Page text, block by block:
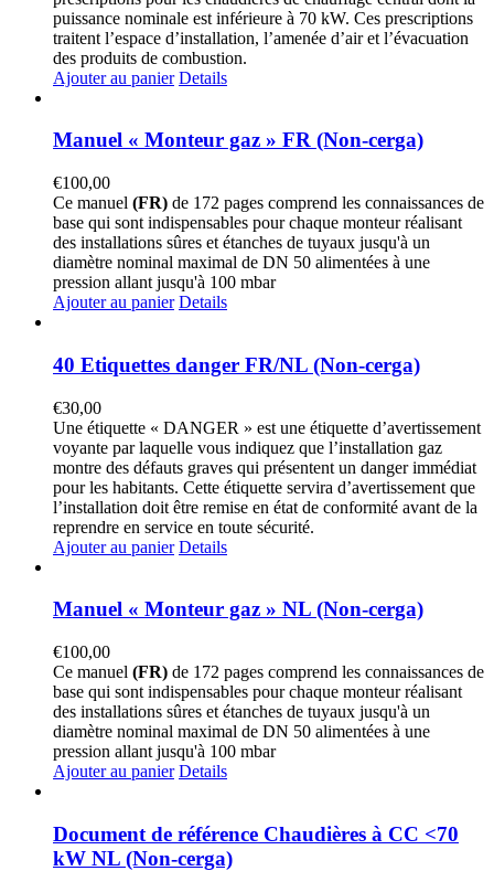
puissance nominale est inférieure à 70 kW. Ces prescriptions
traitent l’espace d’installation, l’amenée d’air et l’évacuation
des produits de combustion.
Ajouter au panier Details
Manuel « Monteur gaz » FR (Non-cerga)
€100,00
Ce manuel (FR) de 172 pages comprend les connaissances de
base qui sont indispensables pour chaque monteur réalisant
des installations sûres et étanches de tuyaux jusqu'à un
diamètre nominal maximal de DN 50 alimentées à une
pression allant jusqu'à 100 mbar
Ajouter au panier Details
40 Etiquettes danger FR/NL (Non-cerga)
€30,00
Une étiquette « DANGER » est une étiquette d’avertissement
voyante par laquelle vous indiquez que l’installation gaz
montre des défauts graves qui présentent un danger immédiat
pour les habitants. Cette étiquette servira d’avertissement que
l’installation doit être remise en état de conformité avant de la
reprendre en service en toute sécurité.
Ajouter au panier Details
Manuel « Monteur gaz » NL (Non-cerga)
€100,00
Ce manuel (FR) de 172 pages comprend les connaissances de
base qui sont indispensables pour chaque monteur réalisant
des installations sûres et étanches de tuyaux jusqu'à un
diamètre nominal maximal de DN 50 alimentées à une
pression allant jusqu'à 100 mbar
Ajouter au panier Details
Document de référence Chaudières à CC <70
kW NL (Non-cerga)